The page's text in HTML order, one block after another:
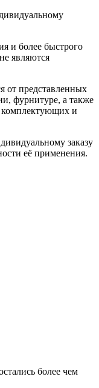
и более быстрого
являются
от представленных
фурнитуре, а также
комплектующих и
заказу
её применения.
более чем